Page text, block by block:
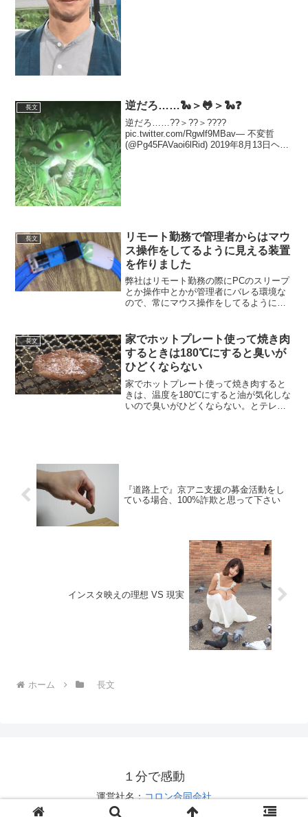
長文 逆だろ……🐍＞🐸＞🐍❓
逆だろ……??＞??＞????
pic.twitter.com/Rgwlf9MBav— 不変哲
(@Pg45FAVaoi6lRid) 2019年8月13日ヘビ
長文
リモート勤務で管理者からはマウ
ス操作をしてるように見える装置
を作りました
弊社はリモート勤務の際にPCのスリープ
とか操作中とかが管理者にバレる環境な
ので、常にマウス操作をしてるように見
(赤ソファ) (@akasofa) 202...
長文
家でホットプレート使って焼き肉
するときは180℃にすると臭いが
ひどくならない
家でホットプレート使って焼き肉すると
きは、温度を180℃にすると油が気化しな
いので臭いがひどくならない。とテレビ
『道路上で』京アニ支援の募金活動をし
ている場合、100%詐欺と思って下さい
インスタ映えの理想 VS 現実
ホーム 長文
１分で感動
運営社名：コロン合同会社
お問い合わせは
こちら